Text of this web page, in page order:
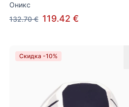
Оникс
132.70 € 119.42 €
Скидка -10%